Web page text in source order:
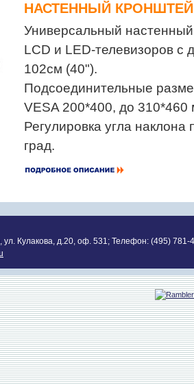
НАСТЕННЫЙ
Универсальный
LCD и LED-телевизоров с
102см (40").
Подсоединительные
VESA 200*400, до 310*460
Регулировка угла наклона
град.
ул. Кулакова, д.20, оф. 531; Телефон: (495)